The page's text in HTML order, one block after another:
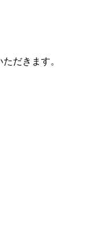
だきます。